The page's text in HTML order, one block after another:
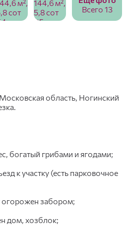
Всего 13
oблacть, Ногинский
богатый грибами и ягодами;
к участку (есть парковочное
огорожен забором;
дом, хозблок;